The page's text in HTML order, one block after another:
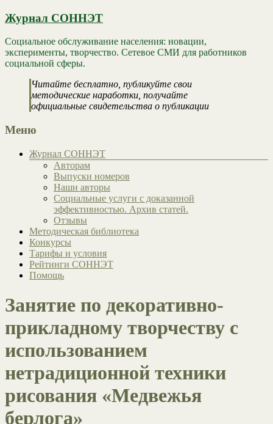
Журнал СОННЭТ
Социальное обслуживание населения: новации,
эксперименты, творчество. Сетевое СМИ для работников
социальной сферы.
Читайте бесплатно, публикуйте свои
методические наработки, получайте
официальные свидетельства о публикации
Меню
Журнал СОННЭТ
Авторам
Выпуски номеров
Наши авторы
Социальные услуги с доказанной
эффективностью. Архив статей.
Отзывы
Методическая библиотека
Конкурсы
Тарифы и условия
Рейтинги СОННЭТ
Помощь
Занятие по декоративно-
прикладному творчеству с
использованием
нетрадиционной техники
рисования «Медвежья
берлога»